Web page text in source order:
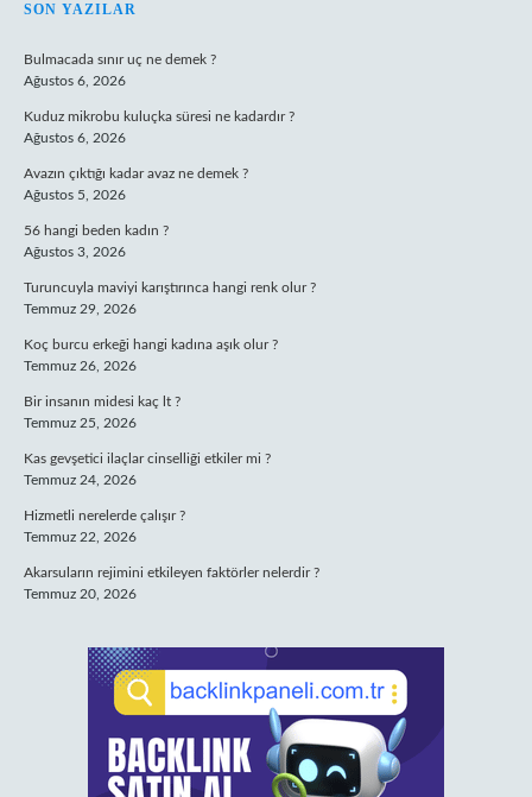
SIDEBAR
SON YAZILAR
Bulmacada sınır uç ne demek ?
Ağustos 6, 2026
Kuduz mikrobu kuluçka süresi ne kadardır ?
Ağustos 6, 2026
Avazın çıktığı kadar avaz ne demek ?
Ağustos 5, 2026
56 hangi beden kadın ?
Ağustos 3, 2026
Turuncuyla maviyi karıştırınca hangi renk olur ?
Temmuz 29, 2026
Koç burcu erkeği hangi kadına aşık olur ?
Temmuz 26, 2026
Bir insanın midesi kaç lt ?
Temmuz 25, 2026
Kas gevşetici ilaçlar cinselliği etkiler mi ?
Temmuz 24, 2026
Hizmetli nerelerde çalışır ?
Temmuz 22, 2026
Akarsuların rejimini etkileyen faktörler nelerdir ?
Temmuz 20, 2026